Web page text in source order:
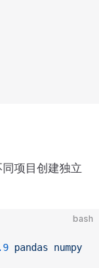
项目创建独立
bash
pandas numpy